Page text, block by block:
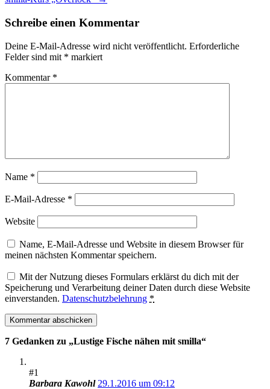
Schreibe einen Kommentar
Deine E-Mail-Adresse wird nicht veröffentlicht. Erforderliche
Felder sind mit * markiert
Kommentar *
Name *
E-Mail-Adresse *
Website
Name, E-Mail-Adresse und Website in diesem Browser für
meinen nächsten Kommentar speichern.
Mit der Nutzung dieses Formulars erklärst du dich mit der
Speicherung und Verarbeitung deiner Daten durch diese Website
einverstanden. Datenschutzbelehrung *
7 Gedanken zu „Lustige Fische nähen mit smilla“
#1
Barbara Kawohl 29.1.2016 um 09:12